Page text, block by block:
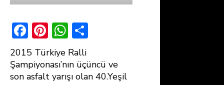
F
ac
e
b
Pi
nt
er
e
W
h
at
s
ar
e
2015 Türkiye Ralli
Şampiyonası’nın üçüncü ve
son asfalt yarışı olan 40.Yeşil